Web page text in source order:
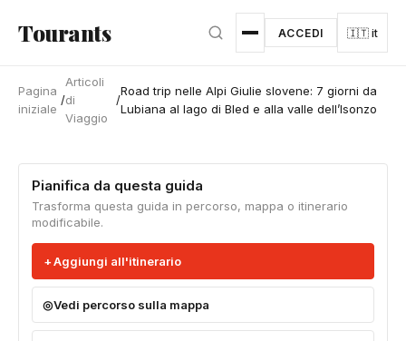
Tourants ACCEDI 🇮🇹 it
Pagina
iniziale
/
Articoli
di
Viaggio
/
Road trip nelle Alpi Giulie slovene: 7 giorni da
Lubiana al lago di Bled e alla valle dell’Isonzo
Pianifica da questa guida
Trasforma questa guida in percorso, mappa o itinerario
modificabile.
Aggiungi all'itinerario
Vedi percorso sulla mappa